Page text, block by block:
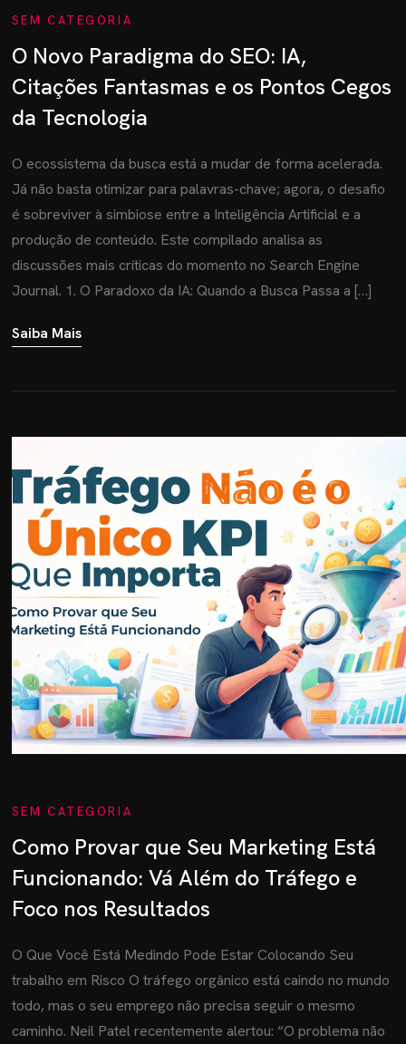
SEM CATEGORIA
O Novo Paradigma do SEO: IA,
Citações Fantasmas e os Pontos Cegos
da Tecnologia
O ecossistema da busca está a mudar de forma acelerada.
Já não basta otimizar para palavras-chave; agora, o desafio
é sobreviver à simbiose entre a Inteligência Artificial e a
produção de conteúdo. Este compilado analisa as
discussões mais críticas do momento no Search Engine
Journal. 1. O Paradoxo da IA: Quando a Busca Passa a […]
Saiba Mais
SEM CATEGORIA
Como Provar que Seu Marketing Está
Funcionando: Vá Além do Tráfego e
Foco nos Resultados
O Que Você Está Medindo Pode Estar Colocando Seu
trabalho em Risco O tráfego orgânico está caindo no mundo
todo, mas o seu emprego não precisa seguir o mesmo
caminho. Neil Patel recentemente alertou: “O problema não